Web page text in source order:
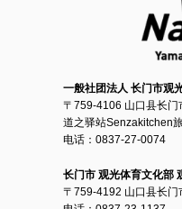
一般社团法人 长门市观
〒759-4106 山口县长门
道之驿站Senzakitchen
电话：0837-27-0074
长门市 观光体育文化部
〒759-4192 山口县长门